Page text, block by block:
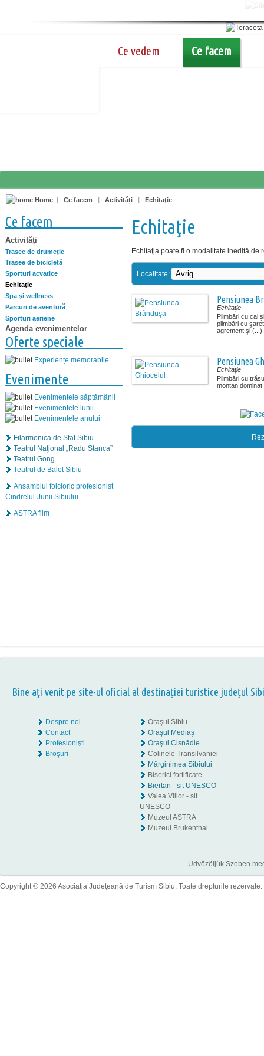
Ce vedem Ce facem
Home | Ce facem | Activități | Echitaţie
Ce facem
Activități
Trasee de drumeţie
Trasee de bicicletă
Sporturi acvatice
Echitaţie
Spa şi wellness
Parcuri de aventură
Sporturi aeriene
Agenda evenimentelor
Oferte speciale
Experiențe memorabile
Evenimente
Evenimentele săptămânii
Evenimentele lunii
Evenimentele anului
Filarmonica de Stat Sibiu
Teatrul Naţional „Radu Stanca”
Teatrul Gong
Teatrul de Balet Sibiu
Ansamblul folcloric profesionist
Cindrelul-Junii Sibiului
ASTRA film
Echitaţie
Echitaţia poate fi o modalitate inedită
Localitate:
Pensiunea
Echitație
Plimbări cu cai
plimbări cu
agrement şi (...)
Pensiunea
Echitație
Plimbări cu
montan
Bine aţi venit pe site-ul oficial al destinației turistice județul
Despre noi
Contact
Profesionişti
Broşuri
Oraşul Sibiu
Oraşul Mediaş
Oraşul Cisnădie
Colinele Transilvaniei
Mărginimea Sibiului
Biserici fortificate
Biertan - sit UNESCO
Valea Viilor - sit
UNESCO
Muzeul ASTRA
Muzeul Brukenthal
Üdvözöljük Szeben
Copyright © 2026 Asociaţia Judeţeană de Turism Sibiu. Toate drepturile rezervate.